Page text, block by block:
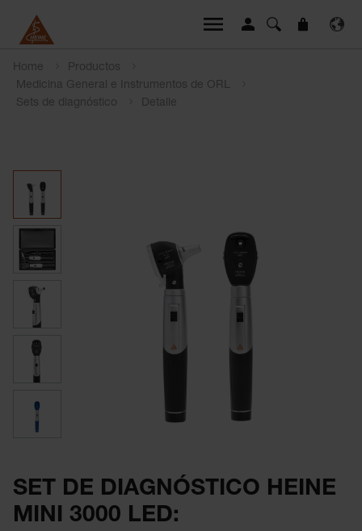
Home
Productos
Medicina General e Instrumentos de ORL
Sets de diagnóstico
Detalle
SET DE DIAGNÓSTICO HEINE
MINI 3000 LED: